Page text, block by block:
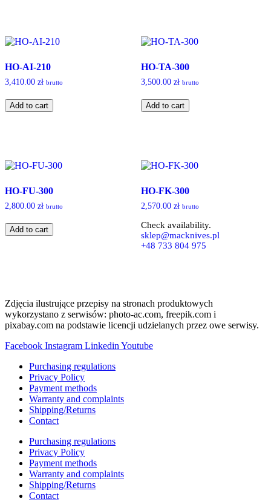
HO-AI-210
3,410.00 zł brutto
AI-
Add to cart
HO-TA-300
3,500.00 zł brutto
TA-
Add to cart
HO-FU-300
2,800.00 zł brutto
FU-
Add to cart
HO-FK-300
2,570.00 zł brutto
Check availability.
sklep@macknives.pl
+48 733 804 975
Zdjęcia ilustrujące przepisy na stronach produktowych
wykorzystano z serwisów: photo-ac.com, freepik.com i
pixabay.com na podstawie licencji udzielanych przez owe serwisy.
Facebook Instagram Linkedin Youtube
Purchasing regulations
Privacy Policy
Payment methods
Warranty and complaints
Shipping/Returns
Contact
Purchasing regulations
Privacy Policy
Payment methods
Warranty and complaints
Shipping/Returns
Contact